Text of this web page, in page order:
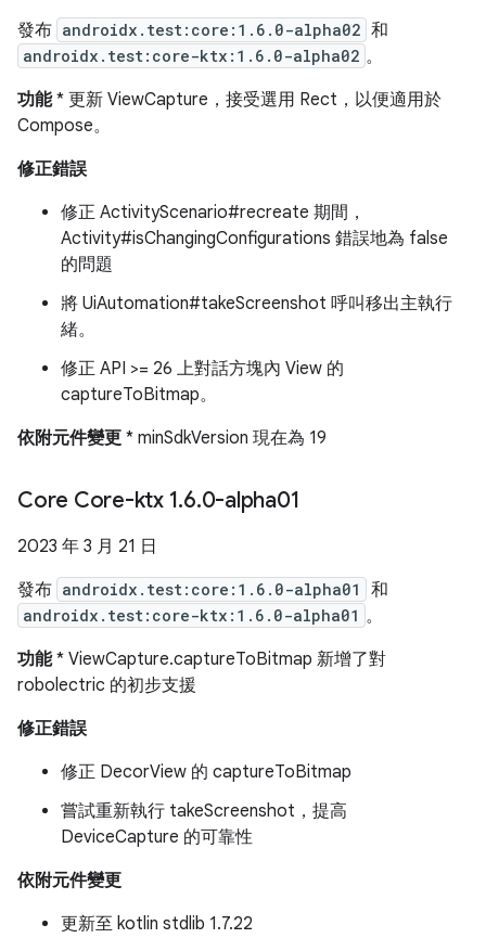
發布 androidx.test:core:1.6.0-alpha02 和
androidx.test:core-ktx:1.6.0-alpha02 。
功能* 更新 ViewCapture，接受選用 Rect，以便適用於
Compose。
修正錯誤
修正 ActivityScenario#recreate 期間，
Activity#isChangingConfigurations 錯誤地為 false
的問題
將 UiAutomation#takeScreenshot 呼叫移出主執行
緒。
修正 API >= 26 上對話方塊內 View 的
captureToBitmap。
依附元件變更 * minSdkVersion 現在為 19
Core Core-ktx 1.6.0-alpha01
2023 年 3 月 21 日
發布 androidx.test:core:1.6.0-alpha01 和
androidx.test:core-ktx:1.6.0-alpha01 。
功能* ViewCapture.captureToBitmap 新增了對
robolectric 的初步支援
修正錯誤
修正 DecorView 的 captureToBitmap
嘗試重新執行 takeScreenshot，提高
DeviceCapture 的可靠性
依附元件變更
更新至 kotlin stdlib 1.7.22